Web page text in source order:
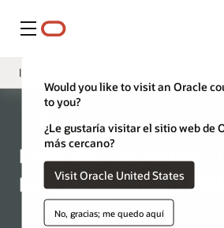
Menú
Would you like to visit an Oracle
to you?
¿Le gustaría visitar el sitio web de
más cercano?
Visit Oracle United States
No, gracias; me quedo aquí
Introducción
Estructura de programa
Continuidad del negocio
Recuperación ante desastres
Programa de resiliencia
Risk Management